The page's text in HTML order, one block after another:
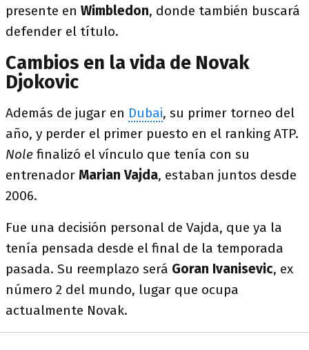
presente en Wimbledon, donde también buscará
defender el título.
Cambios en la vida de Novak
Djokovic
Además de jugar en Dubai, su primer torneo del
año, y perder el primer puesto en el ranking ATP.
Nole finalizó el vínculo que tenía con su
entrenador Marian Vajda, estaban juntos desde
2006.
Fue una decisión personal de Vajda, que ya la
tenía pensada desde el final de la temporada
pasada. Su reemplazo será Goran Ivanisevic, ex
número 2 del mundo, lugar que ocupa
actualmente Novak.